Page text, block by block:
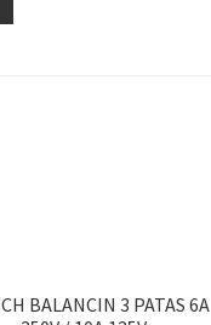
BALANCIN 3 PATAS 6A